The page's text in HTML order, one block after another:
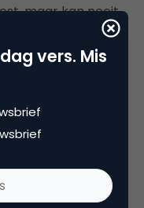
maar kan nooit
een team nodig
van het boek
hoe je de meest
Originals
zijn brutaal eerlijk
cultuur en
ideeën is een
vers. Mis